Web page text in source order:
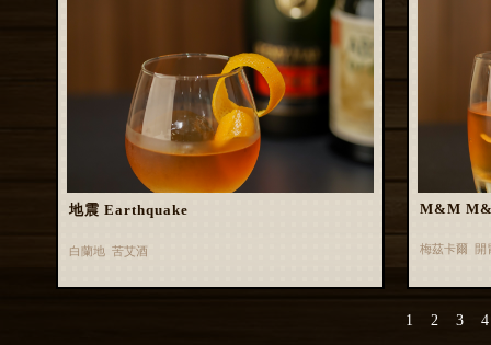
地震 Earthquake
白蘭地 苦艾酒
M&M
梅茲卡爾 開
1 2 3 4